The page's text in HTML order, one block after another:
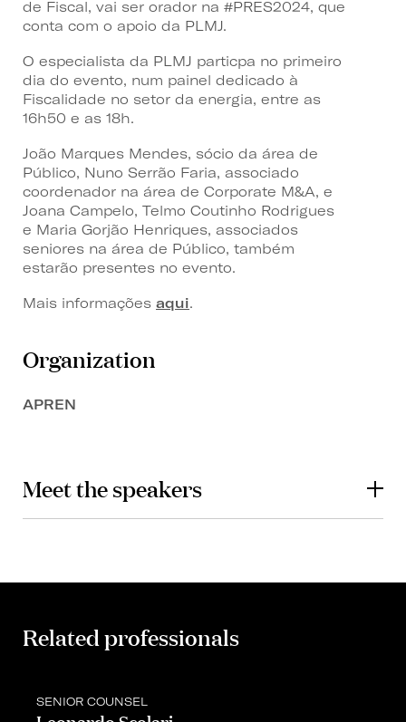
de Fiscal, vai ser orador na #PRES2024, que
conta com o apoio da PLMJ.
O especialista da PLMJ particpa no primeiro
dia do evento, num painel dedicado à
Fiscalidade no setor da energia, entre as
16h50 e as 18h.
João Marques Mendes, sócio da área de
Público, Nuno Serrão Faria, associado
coordenador na área de Corporate M&A, e
Joana Campelo, Telmo Coutinho Rodrigues
e Maria Gorjão Henriques, associados
seniores na área de Público, também
estarão presentes no evento.
Mais informações aqui.
Organization
APREN
Meet the speakers
Related professionals
SENIOR COUNSEL